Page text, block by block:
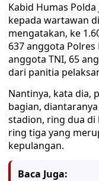
Kabid Humas Polda
kepada wartawan
mengatakan, ke
637 anggota Polres
anggota TNI, 65
dari panitia
Nantinya, kata dia,
bagian,
stadion, ring dua
ring tiga yang
kepulangan.
Baca Juga: